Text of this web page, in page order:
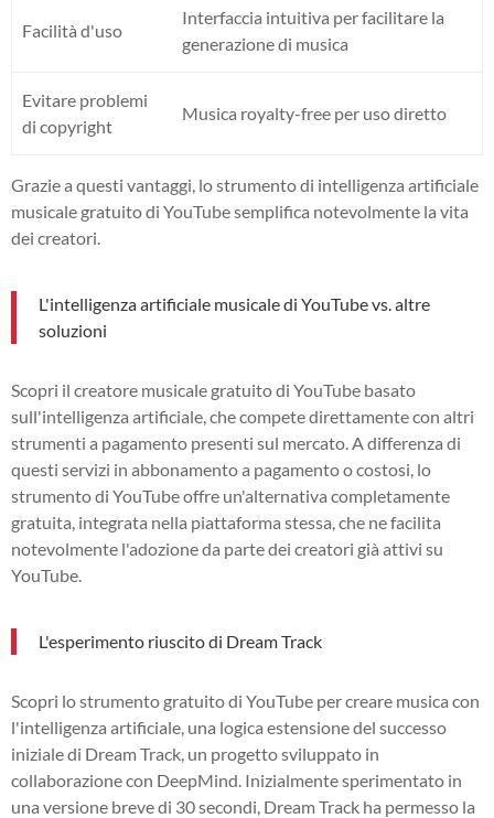
Facilità d'uso
Interfaccia intuitiva per facilitare la
generazione di musica
Evitare problemi
di copyright
Musica royalty-free per uso diretto
Grazie a questi vantaggi, lo strumento di intelligenza artificiale
musicale gratuito di YouTube semplifica notevolmente la vita
dei creatori.
L'intelligenza artificiale musicale di YouTube vs. altre
soluzioni
Scopri il creatore musicale gratuito di YouTube basato
sull'intelligenza artificiale, che compete direttamente con altri
strumenti a pagamento presenti sul mercato. A differenza di
questi servizi in abbonamento a pagamento o costosi, lo
strumento di YouTube offre un'alternativa completamente
gratuita, integrata nella piattaforma stessa, che ne facilita
notevolmente l'adozione da parte dei creatori già attivi su
YouTube.
L'esperimento riuscito di Dream Track
Scopri lo strumento gratuito di YouTube per creare musica con
l'intelligenza artificiale, una logica estensione del successo
iniziale di Dream Track, un progetto sviluppato in
collaborazione con DeepMind. Inizialmente sperimentato in
una versione breve di 30 secondi, Dream Track ha permesso la